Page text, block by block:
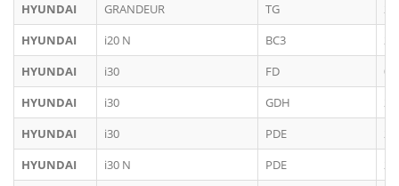
HYUNDAI
GRANDEUR TG
HYUNDAI
i20 N BC3
HYUNDAI
i30 FD
HYUNDAI
i30 GDH
HYUNDAI
i30 PDE
HYUNDAI
i30 N PDE